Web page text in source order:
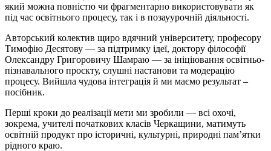
який можна повністю чи фрагментарно використовувати як
під час освітнього процесу, так і в позауурочній діяльності.
Авторський колектив щиро вдячний університету, професору
Тимофію Десятову — за підтримку ідеї, доктору філософії
Олександру Григоровичу Шамраю — за ініціювання освітньо-
пізнавального проєкту, слушні настанови та модерацію
процесу. Вийшла чудова інтеграція й ми маємо результат –
посібник.
Перші кроки до реалізації мети ми зробили — всі охочі,
зокрема, учителі початкових класів Черкащини, матимуть
освітній продукт про історичні, культурні, природні пам’ятки
рідного краю.